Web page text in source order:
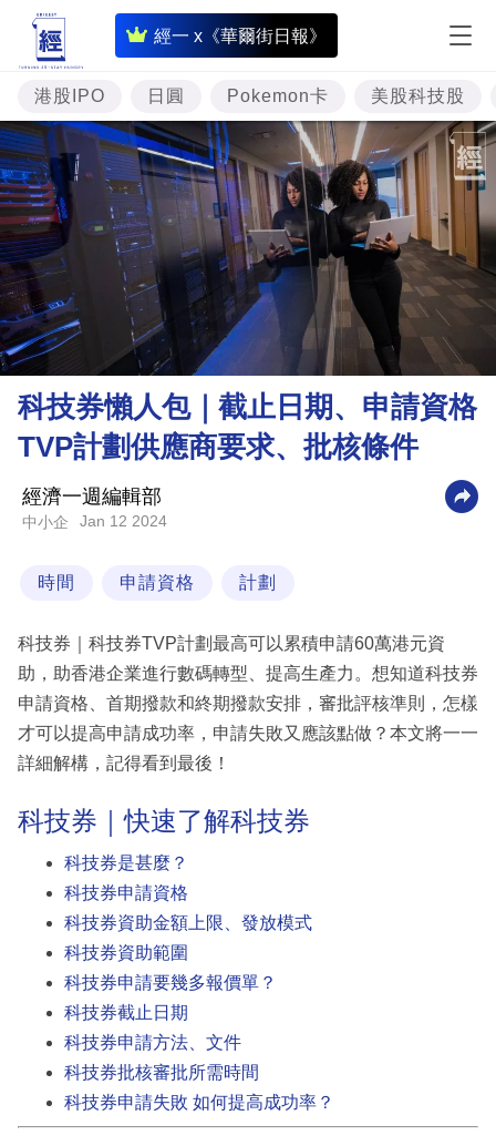
經一 x《華爾街日報》
即
時
財
經
專
題
投
資
樓
市
理
財
商
業
科
生
活
時
事
專
欄
訂
閱
專
區
港股IPO 日圓 Pokemon卡 美股科技股
科技券懶人包｜截止日期、申請資格
TVP計劃供應商要求、批核條件
經濟一週編輯部
中小企 Jan 12 2024
時間 申請資格 計劃
科技券｜科技券TVP計劃最高可以累積申請60萬港元資
助，助香港企業進行數碼轉型、提高生產力。想知道科技券
申請資格、首期撥款和終期撥款安排，審批評核準則，怎樣
才可以提高申請成功率，申請失敗又應該點做？本文將一一
詳細解構，記得看到最後！
科技券｜快速了解科技券
科技券是甚麼？
科技券申請資格
科技券資助金額上限、發放模式
科技券資助範圍
科技券申請要幾多報價單？
科技券截止日期
科技券申請方法、文件
科技券批核審批所需時間
科技券申請失敗 如何提高成功率？